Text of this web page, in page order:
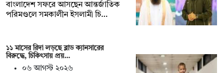
বাংলাদেশ সফরে আসছেন আন্তর্জাতিক
পরিমণ্ডলে সমকালীন ইসলামী চি…
১১ মাসের রিদা লড়ছে ব্লাড ক্যানসারের
বিরুদ্ধে, চিকিৎসায় প্রয়…
০৬ আগস্ট ২০২৬